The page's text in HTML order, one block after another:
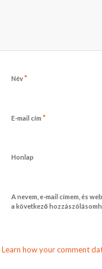
Név*
E-mail cím *
Honlap
A nevem, e-mail címem, és
a következő
Learn how your comment